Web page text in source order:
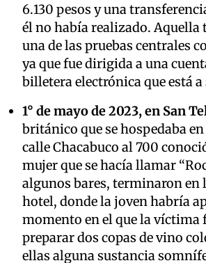
6.130 pesos y una
él no había realizado. Aquella
una de las pruebas centrales
ya que fue dirigida a una
billetera electrónica que está
1° de mayo de 2023, en San
británico que se hospedaba
calle Chacabuco al 700
mujer que se hacía llamar
algunos bares, terminaron en
hotel, donde la joven habría
momento en el que la víctima
preparar dos copas de vino
ellas alguna sustancia